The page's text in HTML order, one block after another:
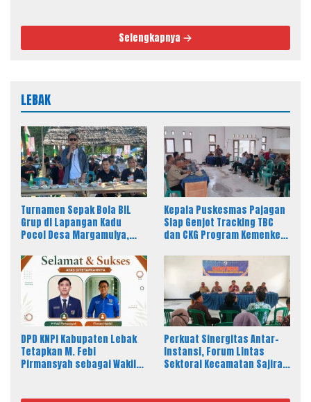
Selengkapnya
LEBAK
Turnamen Sepak Bola BIL
Grup di Lapangan Kadu
Pocol Desa Margamulya,
Jayabaya
Kepala Puskesmas Pajagan
Siap Genjot Tracking TBC
dan CKG Program Kemenkes
DPD KNPI Kabupaten Lebak
Tetapkan M. Febi
Pirmansyah sebagai Wakil
Perkuat Sinergitas Antar-
Instansi, Forum Lintas
Sektoral Kecamatan Sajira